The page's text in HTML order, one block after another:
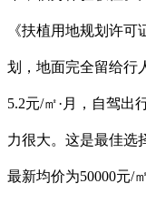
《扶植用地规划许
划，地面完全留给行
5.2元/㎡·月，自驾出
力很大。这是最佳选
最新均价为50000元/